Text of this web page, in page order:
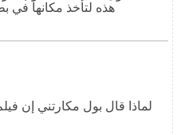
لماذا قال بول مكارتني إن